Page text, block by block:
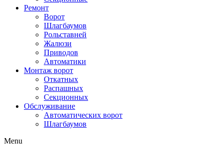
Ремонт
Ворот
Шлагбаумов
Рольставней
Жалюзи
Приводов
Автоматики
Монтаж ворот
Откатных
Распашных
Секционных
Обслуживание
Автоматических ворот
Шлагбаумов
Menu